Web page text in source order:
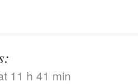
11 h 41 min